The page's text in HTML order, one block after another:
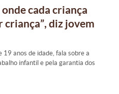
cada criança
diz jovem
anos de idade, fala sobre a
infantil e pela garantia dos